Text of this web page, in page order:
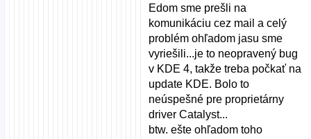
Edom sme prešli na
komunikáciu cez mail a celý
problém ohľadom jasu sme
vyriešili...je to neopravený bug
v KDE 4, takže treba počkať na
update KDE. Bolo to
neúspešné pre proprietárny
driver Catalyst...
btw. ešte ohľadom toho